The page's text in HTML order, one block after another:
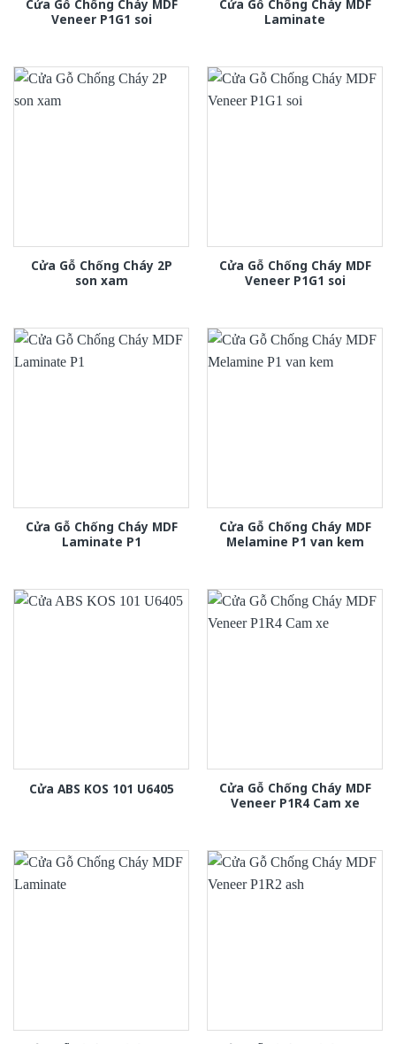
Cửa Gỗ Chống Cháy MDF
Veneer P1G1 soi
Cửa Gỗ Chống Cháy MDF
Laminate
Cửa Gỗ Chống Cháy 2P
son xam
Cửa Gỗ Chống Cháy MDF
Veneer P1G1 soi
Cửa Gỗ Chống Cháy MDF
Laminate P1
Cửa Gỗ Chống Cháy MDF
Melamine P1 van kem
Cửa ABS KOS 101 U6405
Cửa Gỗ Chống Cháy MDF
Veneer P1R4 Cam xe